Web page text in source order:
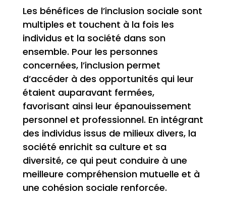
Les bénéfices de l’inclusion sociale sont
multiples et touchent à la fois les
individus et la société dans son
ensemble. Pour les personnes
concernées, l’inclusion permet
d’accéder à des opportunités qui leur
étaient auparavant fermées,
favorisant ainsi leur épanouissement
personnel et professionnel. En intégrant
des individus issus de milieux divers, la
société enrichit sa culture et sa
diversité, ce qui peut conduire à une
meilleure compréhension mutuelle et à
une cohésion sociale renforcée.